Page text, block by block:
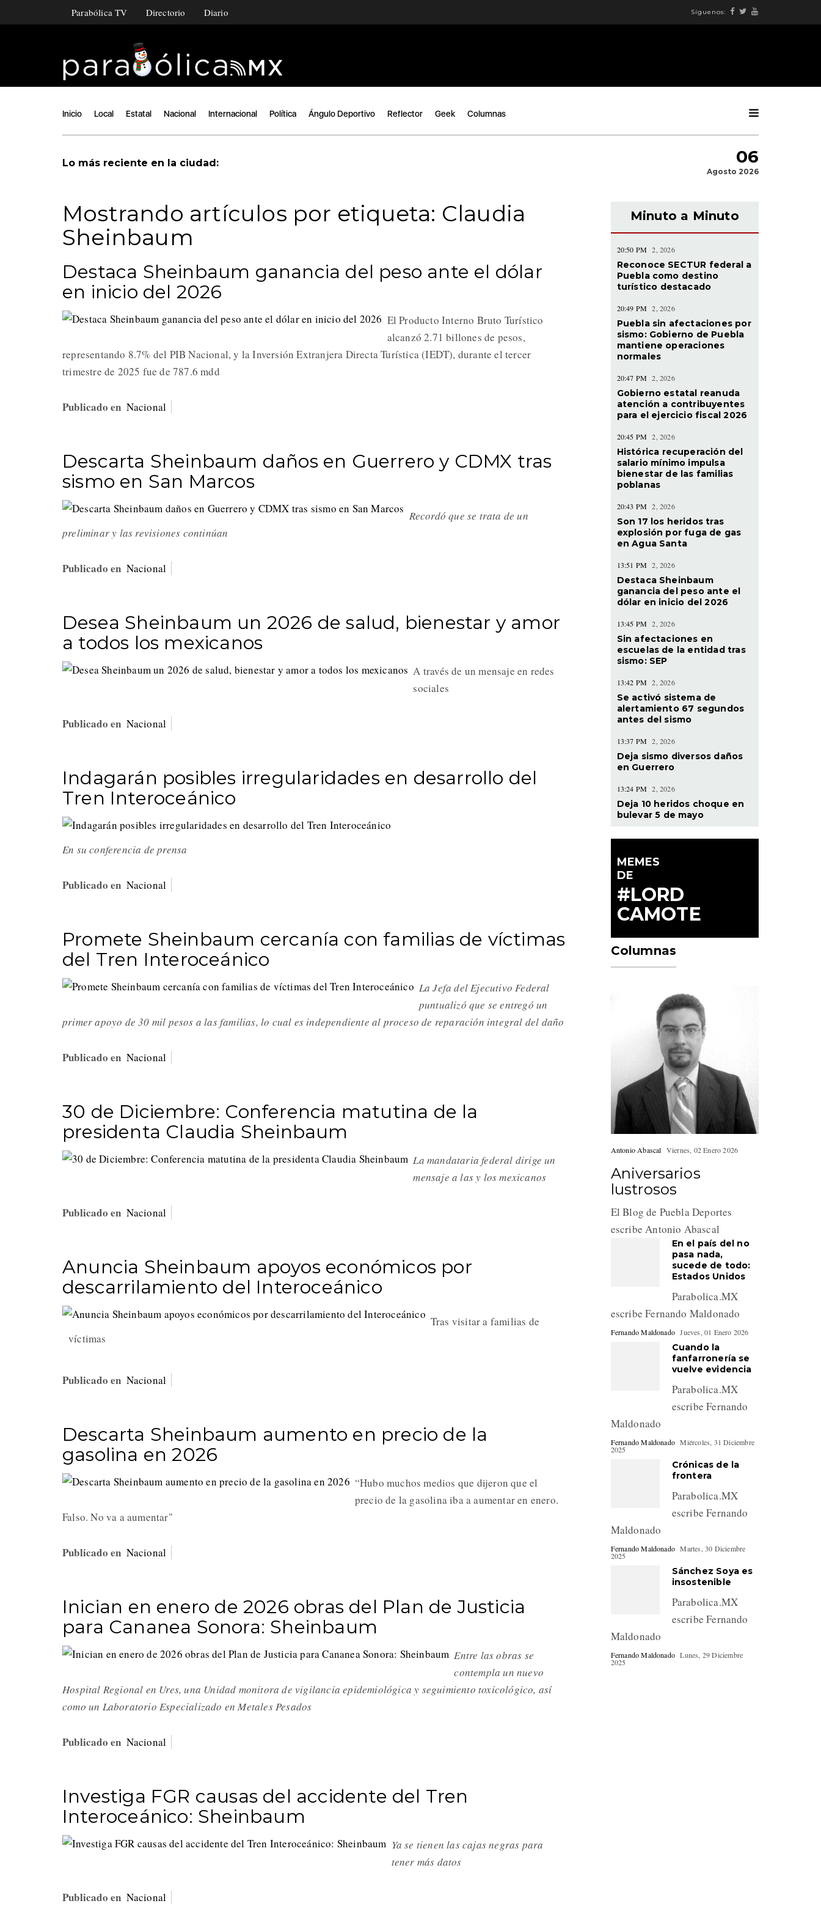
Parabólica TV Directorio Diario Síguenos:
Inicio Local Estatal Nacional Internacional Política Ángulo Deportivo Reflector Geek Columnas
Lo más reciente en la ciudad: 06
Agosto 2026
Mostrando artículos por etiqueta: Claudia
Sheinbaum
Destaca Sheinbaum ganancia del peso ante el dólar
en inicio del 2026
El Producto Interno Bruto Turístico
alcanzó 2.71 billones de pesos,
representando 8.7% del PIB Nacional, y la Inversión Extranjera Directa Turística (IEDT), durante el tercer
trimestre de 2025 fue de 787.6 mdd
Publicado en Nacional
Descarta Sheinbaum daños en Guerrero y CDMX tras
sismo en San Marcos
Recordó que se trata de un
preliminar y las revisiones continúan
Publicado en Nacional
Desea Sheinbaum un 2026 de salud, bienestar y amor
a todos los mexicanos
A través de un mensaje en redes
sociales
Publicado en Nacional
Indagarán posibles irregularidades en desarrollo del
Tren Interoceánico
En su conferencia de prensa
Publicado en Nacional
Promete Sheinbaum cercanía con familias de víctimas
del Tren Interoceánico
La Jefa del Ejecutivo Federal
puntualizó que se entregó un
primer apoyo de 30 mil pesos a las familias, lo cual es independiente al proceso de reparación integral del daño
Publicado en Nacional
30 de Diciembre: Conferencia matutina de la
presidenta Claudia Sheinbaum
La mandataria federal dirige un
mensaje a las y los mexicanos
Publicado en Nacional
Anuncia Sheinbaum apoyos económicos por
descarrilamiento del Interoceánico
Tras visitar a familias de
víctimas
Publicado en Nacional
Descarta Sheinbaum aumento en precio de la
gasolina en 2026
“Hubo muchos medios que dijeron que el
precio de la gasolina iba a aumentar en enero.
Falso. No va a aumentar"
Publicado en Nacional
Inician en enero de 2026 obras del Plan de Justicia
para Cananea Sonora: Sheinbaum
Entre las obras se
contempla un nuevo
Hospital Regional en Ures, una Unidad monitora de vigilancia epidemiológica y seguimiento toxicológico, así
como un Laboratorio Especializado en Metales Pesados
Publicado en Nacional
Investiga FGR causas del accidente del Tren
Interoceánico: Sheinbaum
Ya se tienen las cajas negras para
tener más datos
Publicado en Nacional
Minuto a Minuto
20:50 PM 2, 2026
Reconoce SECTUR federal a
Puebla como destino
turístico destacado
20:49 PM 2, 2026
Puebla sin afectaciones por
sismo: Gobierno de Puebla
mantiene operaciones
normales
20:47 PM 2, 2026
Gobierno estatal reanuda
atención a contribuyentes
para el ejercicio fiscal 2026
20:45 PM 2, 2026
Histórica recuperación del
salario mínimo impulsa
bienestar de las familias
poblanas
20:43 PM 2, 2026
Son 17 los heridos tras
explosión por fuga de gas
en Agua Santa
13:51 PM 2, 2026
Destaca Sheinbaum
ganancia del peso ante el
dólar en inicio del 2026
13:45 PM 2, 2026
Sin afectaciones en
escuelas de la entidad tras
sismo: SEP
13:42 PM 2, 2026
Se activó sistema de
alertamiento 67 segundos
antes del sismo
13:37 PM 2, 2026
Deja sismo diversos daños
en Guerrero
13:24 PM 2, 2026
Deja 10 heridos choque en
bulevar 5 de mayo
MEMES
DE
#LORD
CAMOTE
Columnas
Antonio Abascal Viernes, 02 Enero 2026
Aniversarios
lustrosos
El Blog de Puebla Deportes
escribe Antonio Abascal
En el país del no
pasa nada,
sucede de todo:
Estados Unidos
Parabolica.MX
escribe Fernando Maldonado
Fernando Maldonado Jueves, 01 Enero 2026
Cuando la
fanfarronería se
vuelve evidencia
Parabolica.MX
escribe Fernando
Maldonado
Fernando Maldonado Miércoles, 31 Diciembre
2025
Crónicas de la
frontera
Parabolica.MX
escribe Fernando
Maldonado
Fernando Maldonado Martes, 30 Diciembre
2025
Sánchez Soya es
insostenible
Parabolica.MX
escribe Fernando
Maldonado
Fernando Maldonado Lunes, 29 Diciembre
2025